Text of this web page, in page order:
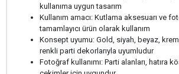
kullanıma uygun tasarım
Kullanım amacı: Kutlama aksesuarı ve
tamamlayıcı ürün olarak kullanım
Konsept uyumu: Gold, siyah, beyaz,
renkli parti dekorlarıyla uyumludur
Fotoğraf kullanımı: Parti alanları, hatıra